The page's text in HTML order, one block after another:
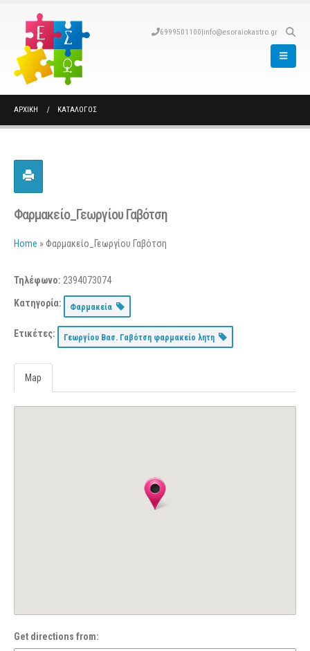
6999501100|info@esoraiokastro.gr
ΑΡΧΙΚΉ ΚΑΤΆΛΟΓΟΣ
Φαρμακείο_Γεωργίου Γαβότση
Home » Φαρμακείο_Γεωργίου Γαβότση
Τηλέφωνο: 2394073074
Κατηγορία: Φαρμακεία
Ετικέτες: Γεωργίου Βασ. Γαβότση φαρμακείο λητη
Map
Get directions from: